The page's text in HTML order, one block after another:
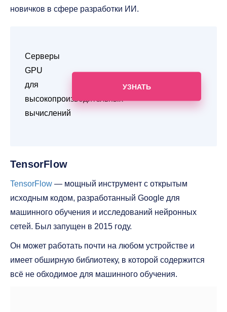
новичков в сфере разработки ИИ.
Серверы
GPU
для
высокопроизводительных
вычислений
УЗНАТЬ
TensorFlow
TensorFlow — мощный инструмент с открытым
исходным кодом, разработанный Google для
машинного обучения и исследований нейронных
сетей. Был запущен в 2015 году.
Он может работать почти на любом устройстве и
имеет обширную библиотеку, в которой содержится
всё не обходимое для машинного обучения.